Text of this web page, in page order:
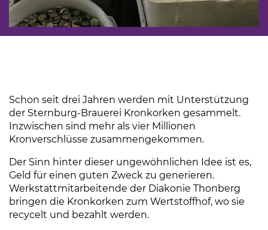
Schon seit drei Jahren werden mit Unterstützung
der Sternburg-Brauerei Kronkorken gesammelt.
Inzwischen sind mehr als vier Millionen
Kronverschlüsse zusammengekommen.
Der Sinn hinter dieser ungewöhnlichen Idee ist es,
Geld für einen guten Zweck zu generieren.
Werkstattmitarbeitende der Diakonie Thonberg
bringen die Kronkorken zum Wertstoffhof, wo sie
recycelt und bezahlt werden.